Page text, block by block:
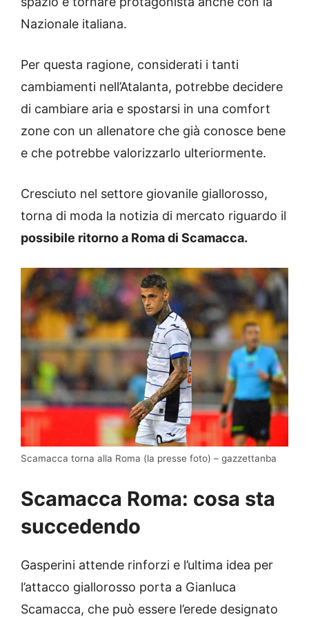
Nazionale italiana.
Per questa ragione, considerati i tanti
cambiamenti nell’Atalanta, potrebbe decidere
di cambiare aria e spostarsi in una comfort
zone con un allenatore che già conosce bene
e che potrebbe valorizzarlo ulteriormente.
Cresciuto nel settore giovanile giallorosso,
torna di moda la notizia di mercato riguardo il
possibile ritorno a Roma di Scamacca.
Scamacca torna alla Roma (la presse foto) – gazzettanba
Scamacca Roma: cosa sta
succedendo
Gasperini attende rinforzi e l’ultima idea per
l’attacco giallorosso porta a Gianluca
Scamacca, che può essere l’erede designato